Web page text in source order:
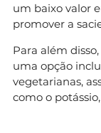
um baixo valor
promover a
Para além
uma opção
vegetarianas,
como o